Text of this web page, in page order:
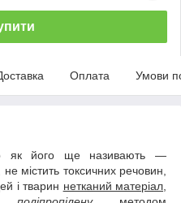
Оплата Умови
як його ще називають —
містить токсичних речовин,
і тварин нетканий матеріал